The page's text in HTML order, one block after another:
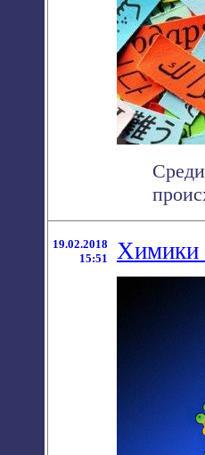
19.02.2018
15:51
Химики